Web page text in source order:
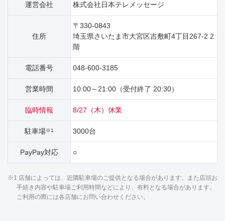
運営会社 株式会社日本テレメッセージ
住所
〒330-0843
埼玉県さいたま市大宮区吉敷町4丁目267‐2 2
階
電話番号 048-600-3185
営業時間 10:00～21:00（受付終了 20:30）
臨時情報 8/27（木）休業
駐車場※1 3000台
PayPay対応 ○
※1 店舗によっては、近隣駐車場のご提供となる場合があります。また店頭お
手続き内容や駐車場ご利用時間などにより、有料となる場合があります。
ご利用の際には各店舗にお問い合わせください。